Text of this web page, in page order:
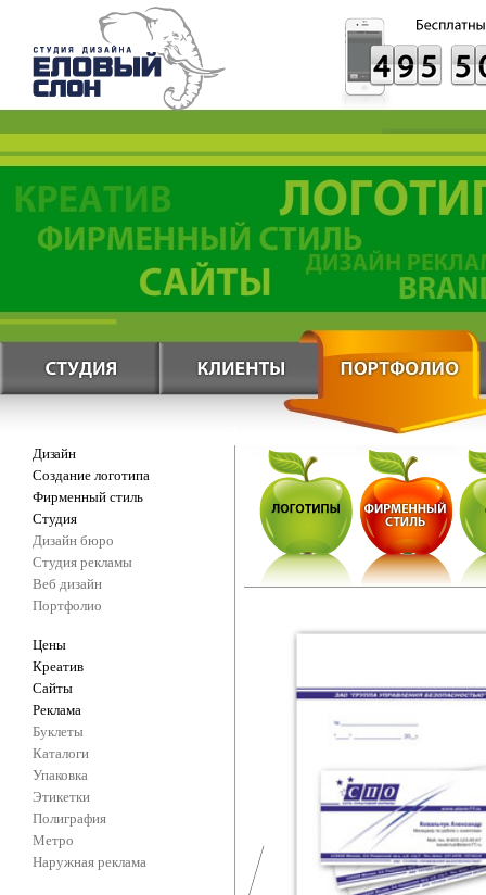
Дизайн
Создание логотипа
Фирменный стиль
Студия
Дизайн бюро
Студия рекламы
Веб дизайн
Портфолио
Цены
Креатив
Сайты
Реклама
Буклеты
Каталоги
Упаковка
Этикетки
Полиграфия
Метро
Наружная реклама